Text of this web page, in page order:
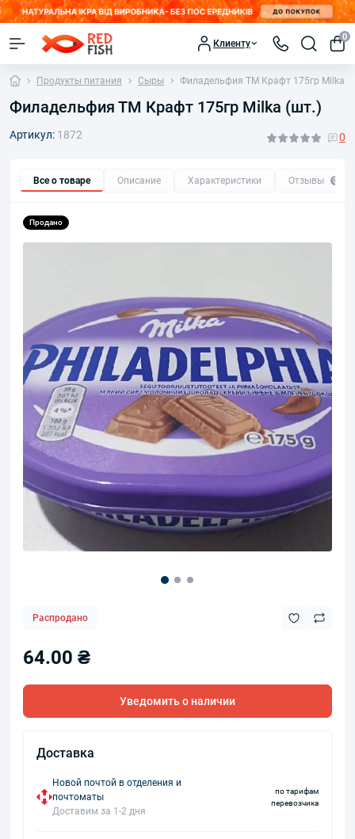
Клиенту
0
Продукты питания Сыры Филадельфия ТМ Крафт 175гр Milka
Филадельфия ТМ Крафт 175гр Milka (шт.)​
Артикул: 1872 0
Все о товаре Описание Характеристики Отзывы 0
Продано
Распродано
64.00 ₴
Уведомить о наличии
Доставка
Новой почтой в отделения и
почтоматы
Доставим за 1-2 дня
по тарифам
перевозчика